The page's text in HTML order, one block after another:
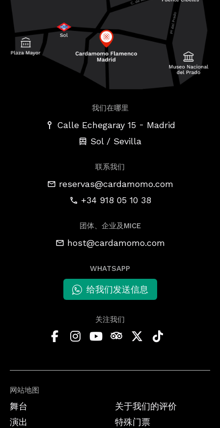
网站地图
舞台
演出
关于我们的评价
特殊门票
我们在哪里
Calle Echegaray 15 - Madrid
Sol / Sevilla
联系我们
reservas@cardamomo.com
+34 918 05 10 38
团体、企业及MICE
host@cardamomo.com
WHATSAPP
给我们发送信息
关注我们